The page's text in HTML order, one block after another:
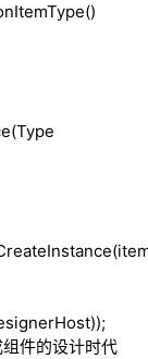
件的设计时代